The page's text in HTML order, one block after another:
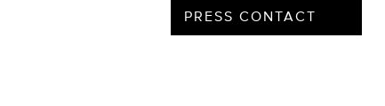
PRESS CONTACT